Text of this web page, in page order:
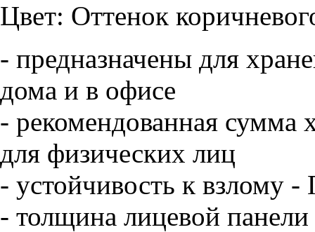
Цвет: Оттенок
- предназначены для
дома и в офисе
- рекомендованная сумма
для физических лиц
- устойчивость к взлому
- толщина лицевой